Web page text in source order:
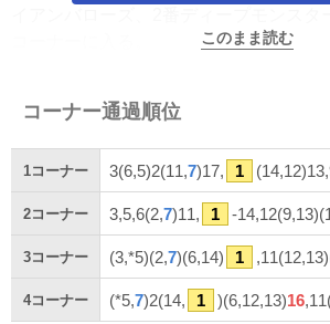
このまま読む
プボンド、1番ジャスティンパレス、14
一団で、3馬身ほど空いて9番ヒュミド
アップ。後方にかけて4番メロディーレ
ーソニック、13番ボルドグフーシュ、8
ナといて、離れて15番エンドロール。
イポケットという隊形でホームストレ
最初の1000mは59秒7。タイトルホル
コーナー通過順位
1コーナー 3(6,5)2(11,7)17, 1
2コーナー 3,5,6(2,7)11, 1 -
3コーナー (3,*5)(2,7)(6,14) 1
4コーナー (*5,7)2(14, 1 )(6,12,13)16